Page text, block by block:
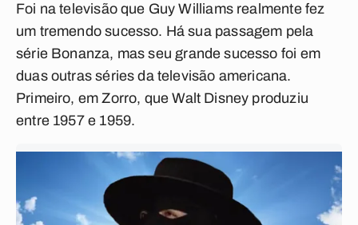
Foi na televisão que Guy Williams realmente fez
um tremendo sucesso. Há sua passagem pela
série Bonanza, mas seu grande sucesso foi em
duas outras séries da televisão americana.
Primeiro, emZorro, que Walt Disney produziu
entre 1957 e 1959.